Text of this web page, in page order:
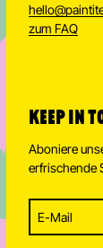
hello@
zum FAQ
KEEP IN
Aboniere
erfrischende
Subscribe to